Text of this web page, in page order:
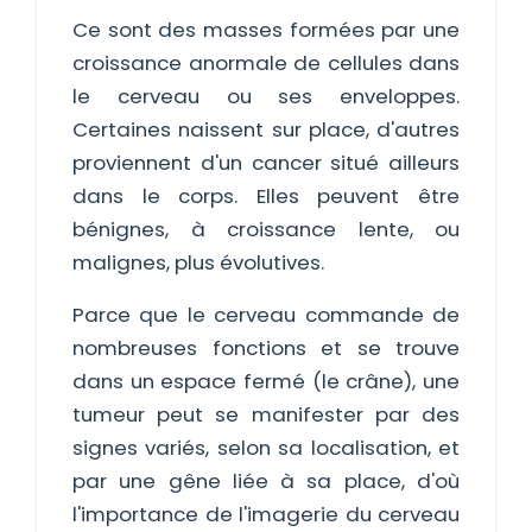
Ce sont des masses formées par une
croissance anormale de cellules dans
le cerveau ou ses enveloppes.
Certaines naissent sur place, d'autres
proviennent d'un cancer situé ailleurs
dans le corps. Elles peuvent être
bénignes, à croissance lente, ou
malignes, plus évolutives.
Parce que le cerveau commande de
nombreuses fonctions et se trouve
dans un espace fermé (le crâne), une
tumeur peut se manifester par des
signes variés, selon sa localisation, et
par une gêne liée à sa place, d'où
l'importance de l'imagerie du cerveau